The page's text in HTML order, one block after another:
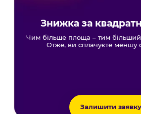
Знижка за
Чим більше площа – тим
Отже, ви сплачуєте меншу
Залишити заявку